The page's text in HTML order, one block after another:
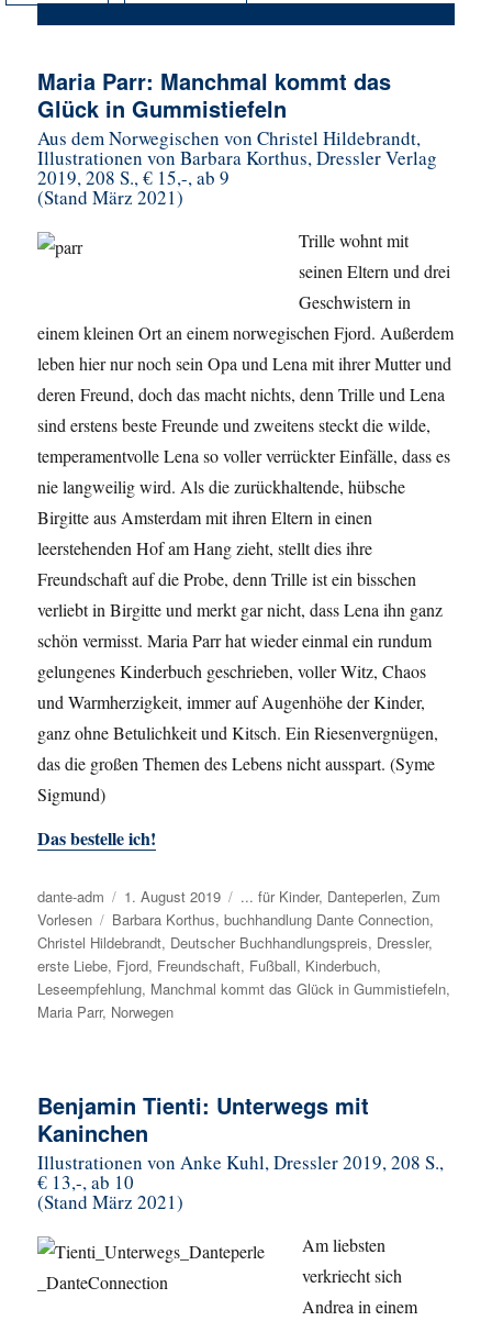
Maria Parr: Manchmal kommt das
Glück in Gummistiefeln
Aus dem Norwegischen von Christel Hildebrandt,
Illustrationen von Barbara Korthus, Dressler Verlag
2019, 208 S., € 15,-, ab 9
(Stand März 2021)
Trille wohnt mit
seinen Eltern und drei
Geschwistern in
einem kleinen Ort an einem norwegischen Fjord. Außerdem
leben hier nur noch sein Opa und Lena mit ihrer Mutter und
deren Freund, doch das macht nichts, denn Trille und Lena
sind erstens beste Freunde und zweitens steckt die wilde,
temperamentvolle Lena so voller verrückter Einfälle, dass es
nie langweilig wird. Als die zurückhaltende, hübsche
Birgitte aus Amsterdam mit ihren Eltern in einen
leerstehenden Hof am Hang zieht, stellt dies ihre
Freundschaft auf die Probe, denn Trille ist ein bisschen
verliebt in Birgitte und merkt gar nicht, dass Lena ihn ganz
schön vermisst. Maria Parr hat wieder einmal ein rundum
gelungenes Kinderbuch geschrieben, voller Witz, Chaos
und Warmherzigkeit, immer auf Augenhöhe der Kinder,
ganz ohne Betulichkeit und Kitsch. Ein Riesenvergnügen,
das die großen Themen des Lebens nicht ausspart. (Syme
Sigmund)
Das bestelle ich!
Autor
dante-adm
Veröffentlicht
am
1. August 2019 Kategorien
... für Kinder, Danteperlen,Zum
Vorlesen
Schlagwörter
Barbara Korthus,buchhandlung Dante Connection,
Christel Hildebrandt, Deutscher Buchhandlungspreis, Dressler,
erste Liebe, Fjord, Freundschaft, Fußball, Kinderbuch,
Leseempfehlung, Manchmal kommt das Glück in Gummistiefeln,
Maria Parr, Norwegen
Benjamin Tienti: Unterwegs mit
Kaninchen
Illustrationen von Anke Kuhl, Dressler 2019, 208 S.,
€ 13,-, ab 10
(Stand März 2021)
Am liebsten
verkriecht sich
Andrea in einem